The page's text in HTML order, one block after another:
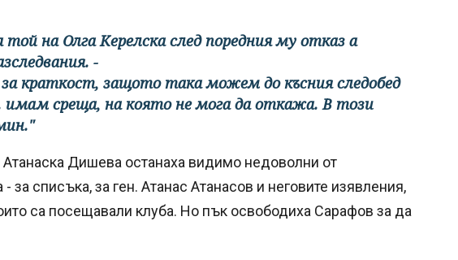
той на Олга Керелска след поредния му отказ а
-
краткост, защото така можем до късния следобед
среща, на която не мога да откажа. В този
Дишева останаха видимо недоволни от
за списъка, за ген. Атанас Атанасов и неговите изявления,
са посещавали клуба. Но пък освободиха Сарафов за да